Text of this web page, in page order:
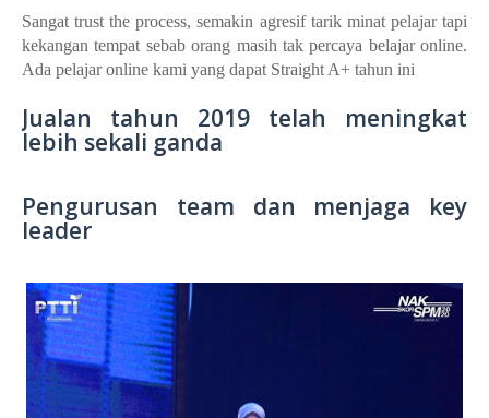
Sangat trust the process, semakin agresif tarik minat pelajar tapi
kekangan tempat sebab orang masih tak percaya belajar online.
Ada pelajar online kami yang dapat Straight A+ tahun ini
Jualan tahun 2019 telah meningkat
lebih sekali ganda
Pengurusan team dan menjaga key
leader